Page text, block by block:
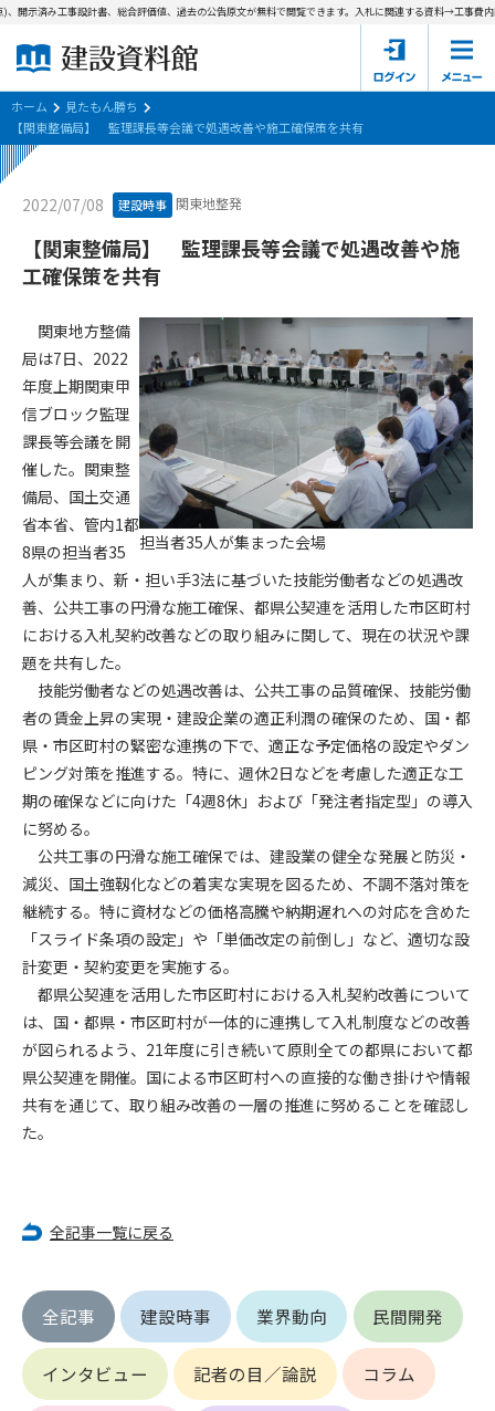
建設資料館とは
東京都の入札資料
国土交通省の入札資料
見たもん勝ち
会員登録について
サポーター会員一覧
会社概要 お問い合わせ
個人情報保護方針
会員規約
示済み工事設計書、総合評価値、過去の公告原文が無料で閲覧できます。入札に関連する資料→工事費内訳
ホーム
見たもん勝ち
【関東整備局】 監理課長等会議で処遇改善や施工確保策を共有
2022/07/08 建設時事 関東地整発
【関東整備局】 監理課長等会議で処遇改善や施
工確保策を共有
担当者35人が集まった会場
関東地方整備
局は7日、2022
年度上期関東甲
信ブロック監理
課長等会議を開
催した。関東整
備局、国土交通
省本省、管内1都
8県の担当者35
人が集まり、新・担い手3法に基づいた技能労働者などの処遇改
善、公共工事の円滑な施工確保、都県公契連を活用した市区町村
における入札契約改善などの取り組みに関して、現在の状況や課
題を共有した。
技能労働者などの処遇改善は、公共工事の品質確保、技能労働
者の賃金上昇の実現・建設企業の適正利潤の確保のため、国・都
県・市区町村の緊密な連携の下で、適正な予定価格の設定やダン
ピング対策を推進する。特に、週休2日などを考慮した適正な工
期の確保などに向けた「4週8休」および「発注者指定型」の導入
に努める。
公共工事の円滑な施工確保では、建設業の健全な発展と防災・
減災、国土強靱化などの着実な実現を図るため、不調不落対策を
継続する。特に資材などの価格高騰や納期遅れへの対応を含めた
「スライド条項の設定」や「単価改定の前倒し」など、適切な設
計変更・契約変更を実施する。
都県公契連を活用した市区町村における入札契約改善について
は、国・都県・市区町村が一体的に連携して入札制度などの改善
が図られるよう、21年度に引き続いて原則全ての都県において都
県公契連を開催。国による市区町村への直接的な働き掛けや情報
共有を通じて、取り組み改善の一層の推進に努めることを確認し
た。
全記事一覧に戻る
全記事 建設時事 業界動向 民間開発
インタビュー 記者の目／論説 コラム
第1条（規約の目的）
会員サービスの利用条件等について定めるものです。
2. 管理者が建設資料館WEB上で随時掲載するルールは本規約の
一部を構成するものとします。
第2条（規約の変更）
本規約は、会員の了承を得ることなく、随時変更されることが
あります。変更内容は、建設資料館WEB上に表示した時点で直
ちに全ての会員が了承したものとみなします。
第4条（会員審査および資格の取り消し）
会員とは、本規約を承諾の上、所定の会員申込手続きを完了
後、管理者がこれを承認した者をいいます。
第4条（会員の定義と登録）
1. 管理者は前条により審査の結果、会員申込みをした者が以下
の何れかの項目に該当することがわかった場合、その者の会
員としての権限を承認しないことがあります。
(1) 会員申し込みをした者が実在しなかった場合
(2) 本規約に違反した場合/li>
(3) 会員申し込みの際、申告事項に虚偽があった場合
(4) 会員申込者が管理者所定の手続き通りに会員申込手続き処
理を行わなかった場合
(5) その他管理者が会員とすることを不適当と判断した場合
2. 管理者は承認後であっても承認した会員が前項の何れかに該
当することが判明した場合、会員資格を取り消すことがあり
ます。
第5条（IDおよびパスワードの管理）
1. 会員は申込の際に管理者が発行したIDおよびパスワードの使
用および管理について責任を負うものとします。
2. 会員は、自己のIDおよびパスワードを、貸与、譲渡、売買、
その他形態を問わず、第三者に利用させることはできませ
第6条（会員の禁止事項）
す。
(1) 第三者または管理者の著作権、その他知的所有権を侵害す
る行為
(2) 第三者または管理者の財産、プライバシー等を侵害する行
為